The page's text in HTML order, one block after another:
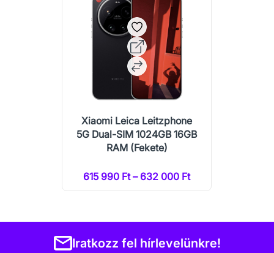
Xiaomi Leica Leitzphone
5G Dual-SIM 1024GB 16GB
RAM (Fekete)
615 990 Ft – 632 000 Ft
Iratkozz fel hírlevelünkre!